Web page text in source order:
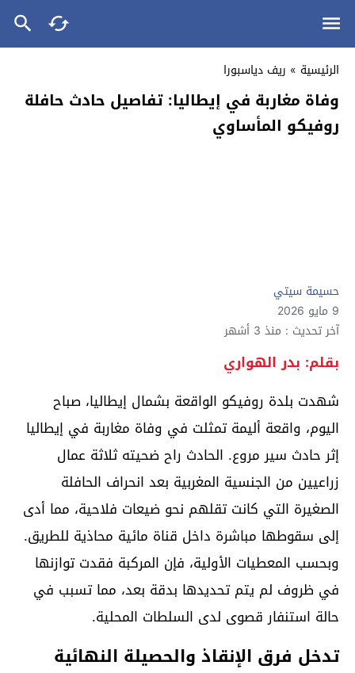
الرئيسية » ريف دياسبورا
وفاة مغاربة في إيطاليا: تفاصيل حادث حافلة
روفيكو المأساوي
حسيمة سيتي
9 مايو 2026
آخر تحديث : منذ 3 أشهر
بقلم: بدر الهواري
شهدت بلدة روفيكو الواقعة بشمال إيطاليا، صباح
اليوم، واقعة أليمة تمثلت في وفاة مغاربة في إيطاليا
إثر حادث سير مروع. الحادث راح ضحيته ثلاثة عمال
زراعيين من الجنسية المغربية بعد انحراف الحافلة
الصغيرة التي كانت تقلهم نحو ضيعات فلاحية، مما أدى
إلى سقوطها مباشرة داخل قناة مائية محاذية للطريق.
وبحسب المعطيات الأولية، فإن المركبة فقدت توازنها
في ظروف لم يتم تحديدها بدقة بعد، مما تسبب في
حالة استنفار قصوى لدى السلطات المحلية.
تدخل فرق الإنقاذ والحصيلة النهائية